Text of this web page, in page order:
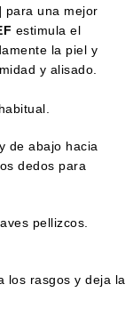
para una mejor
estimula el
la piel y
y alisado.
de abajo hacia
dedos para
pellizcos.
los rasgos y deja la